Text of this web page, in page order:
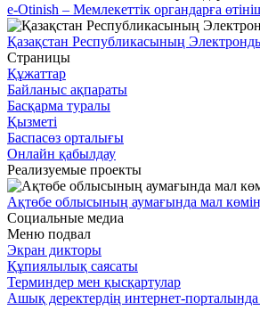
e-Otinish – Мемлекеттік органдарға
Қазақстан Республикасының
Страницы
Құжаттар
Байланыс ақпараты
Басқарма туралы
Қызметі
Баспасөз орталығы
Онлайн қабылдау
Реализуемые проекты
Ақтөбе облысының аумағында мал
Социальные медиа
Меню подвал
Экран дикторы
Құпиялылық саясаты
Терминдер мен қысқартулар
Ашық деректердің интернет-